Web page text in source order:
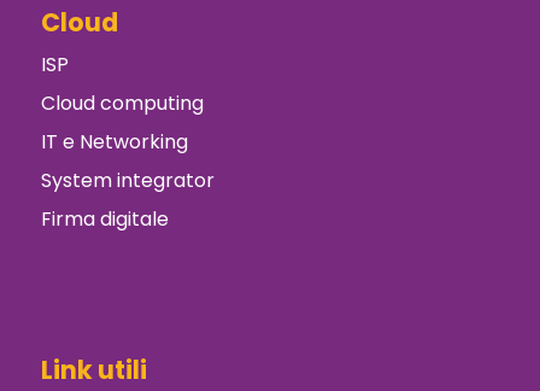
Cloud
ISP
Cloud computing
IT e Networking
System integrator
Firma digitale
Link utili